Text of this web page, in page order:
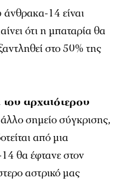
άνθρακα-14 είναι
ότι η μπαταρία θα
στο 50% της
του αρχαιότερου
σημείο σύγκρισης,
από μια
θα έφτανε στον
αστρικό μας